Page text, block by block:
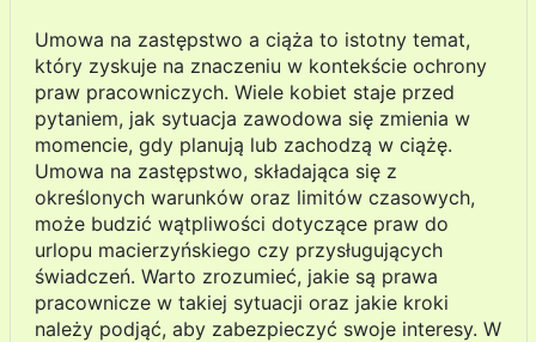
Umowa na zastępstwo a ciąża to istotny temat,
który zyskuje na znaczeniu w kontekście ochrony
praw pracowniczych. Wiele kobiet staje przed
pytaniem, jak sytuacja zawodowa się zmienia w
momencie, gdy planują lub zachodzą w ciążę.
Umowa na zastępstwo, składająca się z
określonych warunków oraz limitów czasowych,
może budzić wątpliwości dotyczące praw do
urlopu macierzyńskiego czy przysługujących
świadczeń. Warto zrozumieć, jakie są prawa
pracownicze w takiej sytuacji oraz jakie kroki
należy podjąć, aby zabezpieczyć swoje interesy. W